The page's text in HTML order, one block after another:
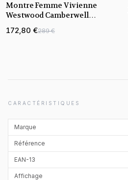
Montre Femme Vivienne
Westwood Camberwell
VV261SLSR bracelet bicolore
en acier cadran argenté
172,80 €289 €
CARACTÉRISTIQUES
Marque
Référence
EAN-13
Affichage